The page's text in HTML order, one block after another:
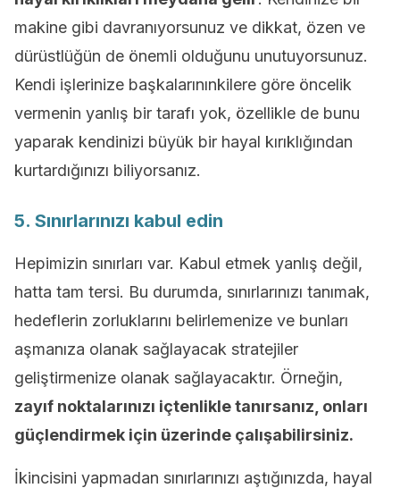
makine gibi davranıyorsunuz ve dikkat, özen ve
dürüstlüğün de önemli olduğunu unutuyorsunuz.
Kendi işlerinize başkalarınınkilere göre öncelik
vermenin yanlış bir tarafı yok, özellikle de bunu
yaparak kendinizi büyük bir hayal kırıklığından
kurtardığınızı biliyorsanız.
5. Sınırlarınızı kabul edin
Hepimizin sınırları var. Kabul etmek yanlış değil,
hatta tam tersi. Bu durumda, sınırlarınızı tanımak,
hedeflerin zorluklarını belirlemenize ve bunları
aşmanıza olanak sağlayacak stratejiler
geliştirmenize olanak sağlayacaktır. Örneğin,
zayıf noktalarınızı içtenlikle tanırsanız, onları
güçlendirmek için üzerinde çalışabilirsiniz.
İkincisini yapmadan sınırlarınızı aştığınızda, hayal